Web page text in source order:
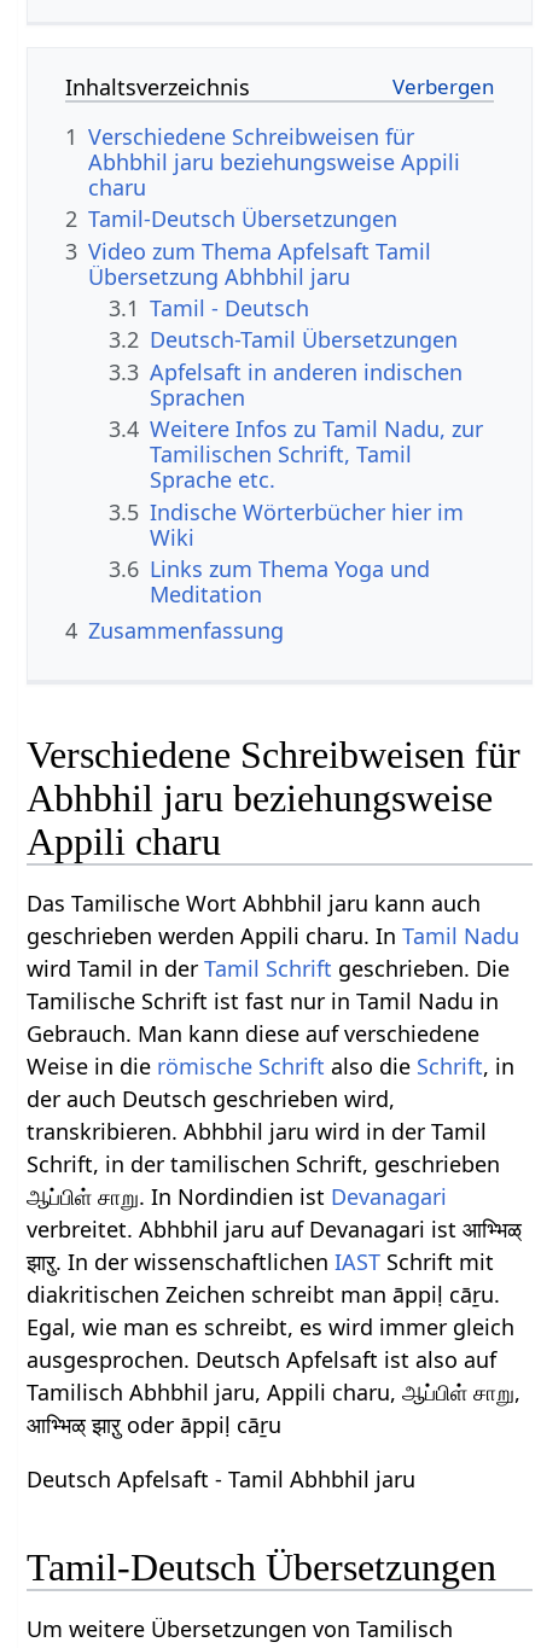
Inhaltsverzeichnis
1 Verschiedene Schreibweisen für
Abhbhil jaru beziehungsweise Appili
charu
2 Tamil-Deutsch Übersetzungen
3 Video zum Thema Apfelsaft Tamil
Übersetzung Abhbhil jaru
3.1 Tamil - Deutsch
3.2 Deutsch-Tamil Übersetzungen
3.3 Apfelsaft in anderen indischen
Sprachen
3.4 Weitere Infos zu Tamil Nadu, zur
Tamilischen Schrift, Tamil
Sprache etc.
3.5 Indische Wörterbücher hier im
Wiki
3.6 Links zum Thema Yoga und
Meditation
4 Zusammenfassung
Verschiedene Schreibweisen für
Abhbhil jaru beziehungsweise
Appili charu
Das Tamilische Wort Abhbhil jaru kann auch
geschrieben werden Appili charu. InTamil Nadu
wird Tamil in derTamil Schrift geschrieben. Die
Tamilische Schrift ist fast nur in Tamil Nadu in
Gebrauch. Man kann diese auf verschiedene
Weise in die römische Schrift also die Schrift, in
der auch Deutsch geschrieben wird,
transkribieren. Abhbhil jaru wird in der Tamil
Schrift, in der tamilischen Schrift, geschrieben
ஆப்பிள் சாறு. In Nordindien ist Devanagari
verbreitet. Abhbhil jaru auf Devanagari ist आभ्भिळ्
झाऱु. In der wissenschaftlichenIAST Schrift mit
diakritischen Zeichen schreibt man āppiḷ cāṟu.
Egal, wie man es schreibt, es wird immer gleich
ausgesprochen. Deutsch Apfelsaft ist also auf
Tamilisch Abhbhil jaru, Appili charu, ஆப்பிள் சாறு,
आभ्भिळ् झाऱु oder āppiḷ cāṟu
Deutsch Apfelsaft - Tamil Abhbhil jaru
Tamil-Deutsch Übersetzungen
Um weitere Übersetzungen von Tamilisch